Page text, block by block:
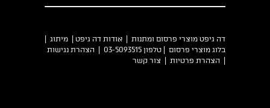
דה גיפט מוצרי פרסום ומתנות | אודות דה גיפט מיתוג
בלוג מוצרי פרסום | טלפון 03-5093515 |
הצהרת נגישות
הצהרת פרטיות צור קשר